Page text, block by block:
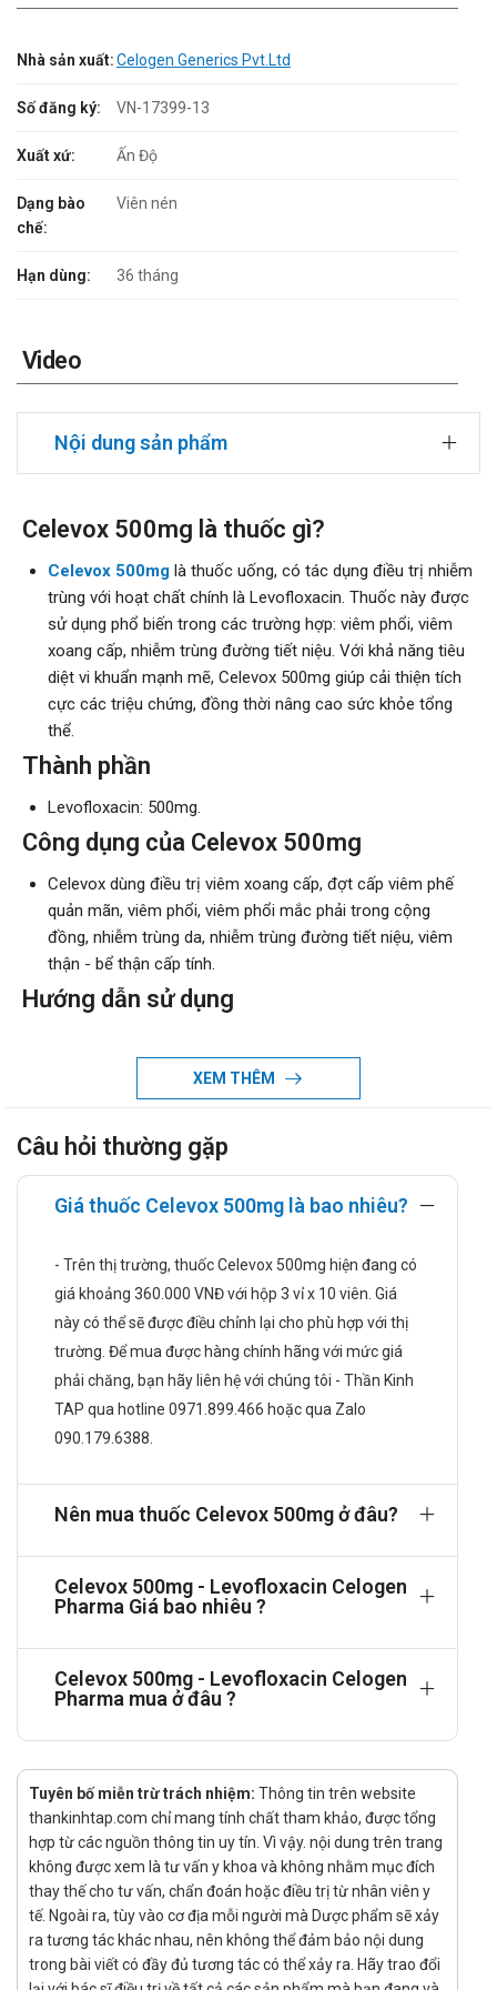
Nhà sản xuất:Celogen Generics Pvt.Ltd
Số đăng ký: VN-17399-13
Xuất xứ: Ấn Độ
Dạng bào
chế:
Viên nén
Hạn dùng: 36 tháng
Video
Nội dung sản phẩm
Celevox 500mg là thuốc gì?
Celevox 500mglà thuốc uống, có tác dụng điều trị nhiễm
trùng với hoạt chất chính là Levofloxacin. Thuốc này được
sử dụng phổ biến trong các trường hợp: viêm phổi, viêm
xoang cấp, nhiễm trùng đường tiết niệu. Với khả năng tiêu
diệt vi khuẩn mạnh mẽ, Celevox 500mg giúp cải thiện tích
cực các triệu chứng, đồng thời nâng cao sức khỏe tổng
thể.
Thành phần
Levofloxacin: 500mg.
Công dụng của Celevox 500mg
Celevox dùng điều trị viêm xoang cấp, đợt cấp viêm phế
quản mãn, viêm phổi, viêm phổi mắc phải trong cộng
đồng, nhiễm trùng da, nhiễm trùng đường tiết niệu, viêm
thận - bể thận cấp tính.
Hướng dẫn sử dụng
Dùng bằng đường uống.
Liều dùng cụ thể tùy thuộc vào thể trạng và mức độ diễn
khảo ý kiến bác sĩ hoặc chuyên viên y tế.
Chưa có báo cáo về các triệu chứng quá liều khi sử dụng
đến ngay cơ sở y tế gần nhất để được theo dõi và có giải
pháp điều trị kịp thời.
Chống chỉ định
Celevox 500mg không sử dụng trong trường hợp:
Đối tượng mẫn cảm với thành phần sản phẩm.
Tác dụng phụ của Celevox 500mg
Chưa ghi nhận.
Cảnh báo khi sử dụng
dùng, tác dụng phụ và các cảnh báo liên quan.
Tuân thủ dùng đúng liều lượng và thời gian theo chỉ định
của bác sĩ. Không tự ý tăng hoặc giảm liều.
Không sử dụng khi đã hết hạn, vì hiệu quả có thể giảm sút
hoặc có thể gây hại.
Tương tác
Chưa có thông tin.
Lời khuyên an toàn
Thai kỳ: Trước khi sử dụng, hãy tham khảo ý kiến bác sĩ để
đảm bảo an toàn cho mẹ và thai nhi.
Cho con bú: Cần tham khảo ý kiến bác sĩ để đánh giá về
mức độ an toàn cho bạn và không gây hại cho trẻ. Không
XEM THÊM
Câu hỏi thường gặp
Giá thuốc Celevox 500mg là bao nhiêu?
- Trên thị trường, thuốc Celevox 500mg hiện đang có
giá khoảng 360.000 VNĐ với hộp 3 vỉ x 10 viên. Giá
này có thể sẽ được điều chỉnh lại cho phù hợp với thị
trường. Để mua được hàng chính hãng với mức giá
phải chăng, bạn hãy liên hệ với chúng tôi - Thần Kinh
TAP qua hotline 0971.899.466 hoặc qua Zalo
090.179.6388.
Nên mua thuốc Celevox 500mg ở đâu?
Celevox 500mg - Levofloxacin Celogen
Pharma Giá bao nhiêu ?
Celevox 500mg - Levofloxacin Celogen
Pharma mua ở đâu ?
Tuyên bố miễn trừ trách nhiệm: Thông tin trên website
thankinhtap.com chỉ mang tính chất tham khảo, được tổng
hợp từ các nguồn thông tin uy tín. Vì vậy. nội dung trên trang
không được xem là tư vấn y khoa và không nhằm mục đích
thay thế cho tư vấn, chẩn đoán hoặc điều trị từ nhân viên y
tế. Ngoài ra, tùy vào cơ địa mỗi người mà Dược phẩm sẽ xảy
ra tương tác khác nhau, nên không thể đảm bảo nội dung
trong bài viết có đầy đủ tương tác có thể xảy ra. Hãy trao đổi